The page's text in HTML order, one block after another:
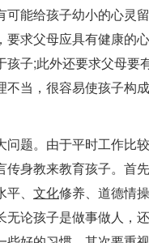
能给孩子幼小的心灵
求父母应具有健康的
子;此外还要求父母要
当，很容易使孩子构
题。由于平时工作比
身教来教育孩子。首
、 文化修养、道德情
论孩子是做事做人，